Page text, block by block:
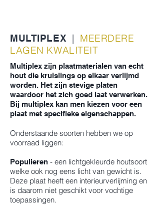
MULTIPLEX | MEERDERE
LAGEN KWALITEIT
Multiplex zijn plaatmaterialen van echt
hout die kruislings op elkaar verlijmd
worden. Het zijn stevige platen
waardoor het zich goed laat verwerken.
Bij multiplex kan men kiezen voor een
plaat met specifieke eigenschappen.
Onderstaande soorten hebben we op
voorraad liggen:
Populieren - een lichtgekleurde houtsoort
welke ook nog eens licht van gewicht is.
Deze plaat heeft een interieurverlijming en
is daarom niet geschikt voor vochtige
toepassingen.